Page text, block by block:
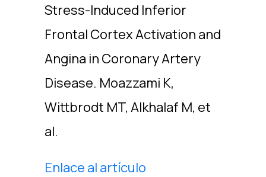
Stress-Induced Inferior
Frontal Cortex Activation and
Angina in Coronary Artery
Disease. Moazzami K,
Wittbrodt MT, Alkhalaf M, et
al.
Enlace al artículo